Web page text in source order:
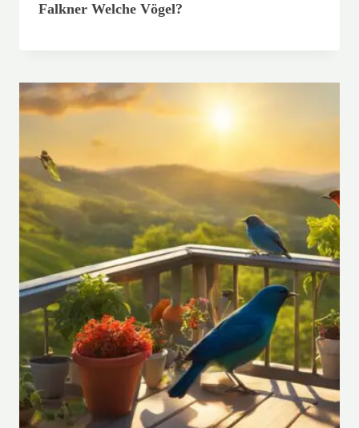
Falkner Welche Vögel?